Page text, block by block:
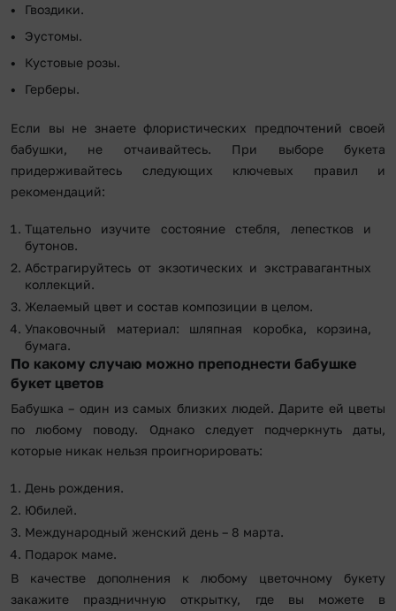
Гвоздики.
Эустомы.
Кустовые розы.
Герберы.
Если вы не знаете флористических предпочтений своей
бабушки, не отчаивайтесь. При выборе букета
придерживайтесь следующих ключевых правил и
рекомендаций:
Тщательно изучите состояние стебля, лепестков и
бутонов.
Абстрагируйтесь от экзотических и экстравагантных
коллекций.
Желаемый цвет и состав композиции в целом.
Упаковочный материал: шляпная коробка, корзина,
бумага.
По какому случаю можно преподнести бабушке
букет цветов
Бабушка – один из самых близких людей. Дарите ей цветы
по любому поводу. Однако следует подчеркнуть даты,
которые никак нельзя проигнорировать:
День рождения.
Юбилей.
Международный женский день – 8 марта.
Подарок маме.
В качестве дополнения к любому цветочному букету
закажите праздничную открытку, где вы можете в